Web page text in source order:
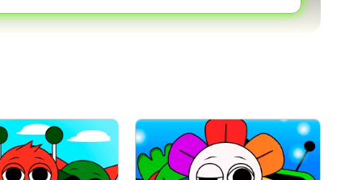
Cancelar Comentario